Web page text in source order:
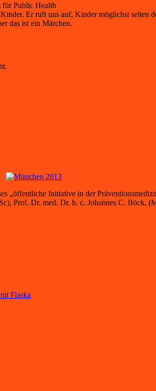
für Public Health
Er ruft uns auf, Kinder möglichst selten
das ist ein Märchen.
„öffentliche Initiative in der
Prof. Dr. med. Dr. h. c. Johannes C. Böck,
Flaska